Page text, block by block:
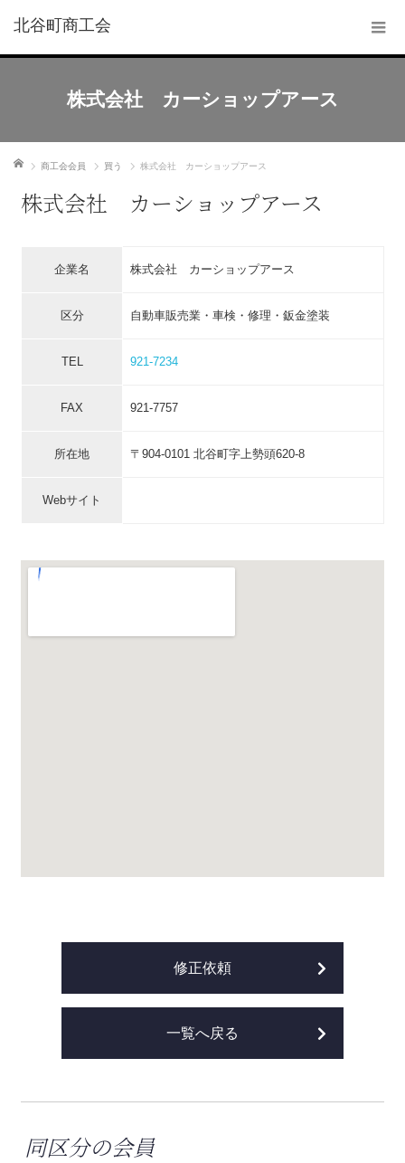
北谷町商工会
株式会社 カーショップアース
ホーム 商工会会員 買う 株式会社 カーショップアース
株式会社 カーショップアース
企業名 株式会社 カーショップアース
区分 自動車販売業・車検・修理・鈑金塗装
TEL 921-7234
FAX 921-7757
所在地 〒904-0101 北谷町字上勢頭620-8
Webサイト
修正依頼
一覧へ戻る
同区分の会員